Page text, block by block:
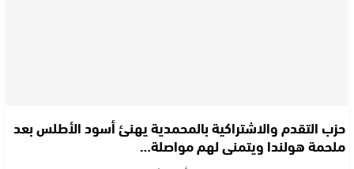
حزب التقدم والاشتراكية بالمحمدية يهنئ أسود الأطلس بعد
ملحمة هولندا ويتمنى لهم مواصلة…